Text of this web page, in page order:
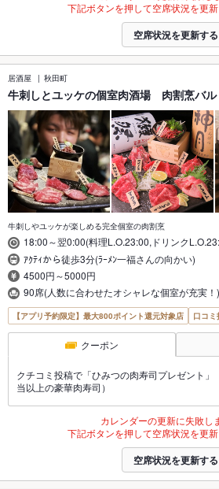
下記ボタンを押して空席状況を更新
空席状況を更新する
居酒屋 秋田町
牛刺しとユッケの個室肉酒場 肉割烹バ
牛刺しやユッケが楽しめる完全個室の肉割烹
18:00～翌0:00(料理L.O.23:00,ドリンク
ｱｸﾃｨから徒歩3分(ﾗｰﾒﾝ一福さんの向かい)
4500円～5000円
90席(人数に合わせたオシャレな個室が充実！)
【アプリ予約限定】最大800ポイント還元対象店 口コ
クーポン
クチコミ投稿で「ひみつの肉寿司プレゼント」
当以上の豪華肉寿司）
カレンダーの更新に失敗し
下記ボタンを押して空席状況を更新
空席状況を更新する